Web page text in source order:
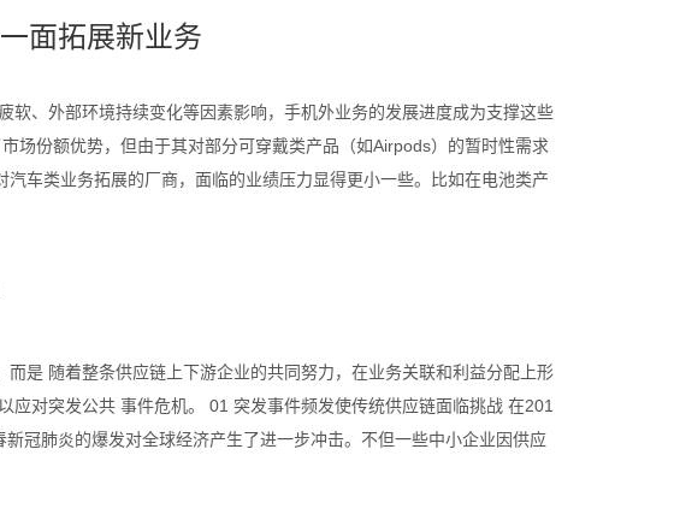
面拓展新业务
、外部环境持续变化等因素影响，手机外业务的发展进度成为支撑这些
场份额优势，但由于其对部分可穿戴类产品（如Airpods）的暂时性需求
车类业务拓展的厂商，面临的业绩压力显得更小一些。比如在电池类产
是 随着整条供应链上下游企业的共同努力，在业务关联和利益分配上形
对突发公共 事件危机。 01 突发事件频发使传统供应链面临挑战 在201
冠肺炎的爆发对全球经济产生了进一步冲击。不但一些中小企业因供应